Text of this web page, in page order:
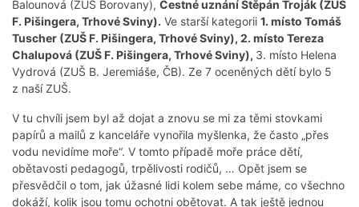
Balounová (ZUŠ Borovany), Čestné uznání Štěpán Troják (ZUŠ
F. Pišingera, Trhové Sviny). Ve starší kategorii 1. místo Tomáš
Tuscher (ZUŠ F. Pišingera, Trhové Sviny), 2. místo Tereza
Chalupová (ZUŠ F. Pišingera, Trhové Sviny), 3. místo Helena
Vydrová (ZUŠ B. Jeremiáše, ČB). Ze 7 oceněných dětí bylo 5
z naší ZUŠ.
V tu chvíli jsem byl až dojat a znovu se mi za těmi stovkami
papírů a mailů z kanceláře vynořila myšlenka, že často „přes
vodu nevidíme moře“. V tomto případě moře práce dětí,
obětavosti pedagogů, trpělivosti rodičů, … Opět jsem se
přesvědčil o tom, jak úžasné lidi kolem sebe máme, co všechno
dokáží, kolik jsou tomu ochotni obětovat. A tak ještě jednou